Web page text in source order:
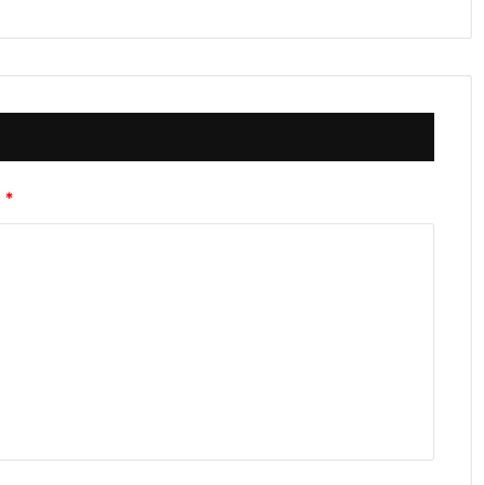
*